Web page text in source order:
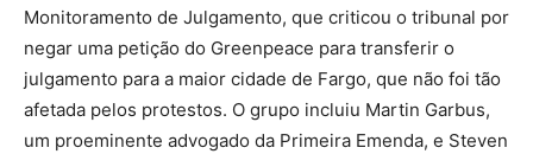
Monitoramento de Julgamento, que criticou o tribunal por
negar uma petição do Greenpeace para transferir o
julgamento para a maior cidade de Fargo, que não foi tão
afetada pelos protestos. O grupo incluiu Martin Garbus,
um proeminente advogado da Primeira Emenda, e Steven